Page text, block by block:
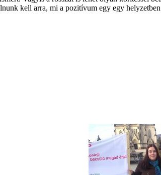
kell arra, mi a pozitívum egy egy